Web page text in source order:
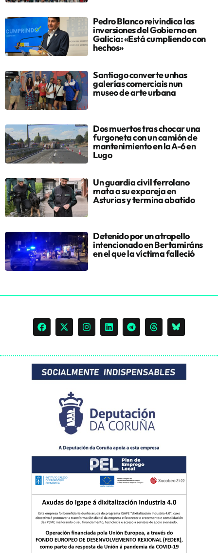
Pedro Blanco reivindica las
inversiones del Gobierno en
Galicia: «Está cumpliendo con
hechos»
Santiago converte unhas
galerías comerciais nun
museo de arte urbana
Dos muertos tras chocar una
furgoneta con un camión de
mantenimiento en la A-6 en
Lugo
Un guardia civil ferrolano
mata a su expareja en
Asturias y termina abatido
Detenido por un atropello
intencionado en Bertamiráns
en el que la víctima falleció